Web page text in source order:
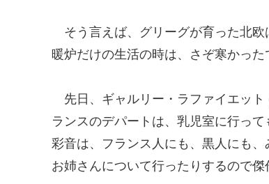
そう言えば、グリーグが育った北
暖炉だけの生活の時は、さぞ寒かった
先日、ギャルリー・ラファイエッ
ランスのデパートは、乳児室に行っ
彩音は、フランス人にも、黒人にも
お姉さんについて行ったりするので傑